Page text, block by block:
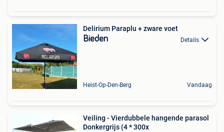
Delirium Paraplu + zware voet
Bieden Details
Heist-Op-Den-Berg Vandaag
Veiling - Vierdubbele hangende parasol
Donkergrijs (4 * 300x